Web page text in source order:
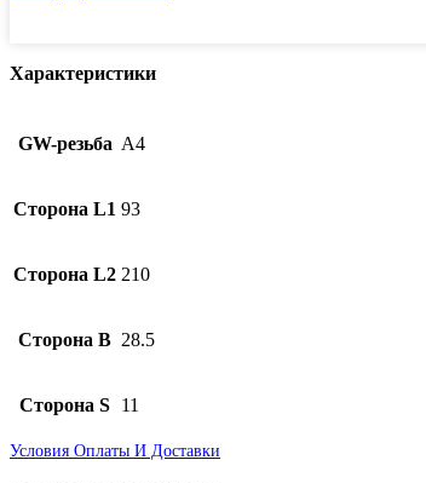
Характеристики
GW-резьба А4
Сторона L1 93
Сторона L2 210
Сторона B 28.5
Сторона S 11
Условия Оплаты И Доставки